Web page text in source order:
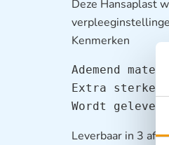
Deze Hansaplast
Kenmerken
Ademend
Extra sterke
Wordt
Leverbaar in 3